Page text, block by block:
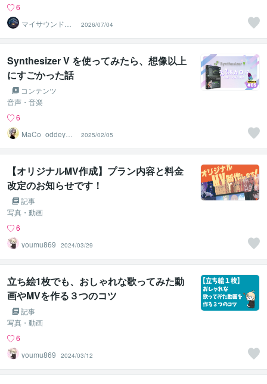
6
マイサウンドス
ケープ
2026/07/04
Synthesizer V を使ってみたら、想像以上
にすごかった話
コンテンツ
音声・音楽
6
MaCo_oddeyela
2025/02/05
【オリジナルMV作成】プラン内容と料金
改定のお知らせです！
記事
写真・動画
6
youmu869
2024/03/29
立ち絵1枚でも、おしゃれな歌ってみた動
画やMVを作る３つのコツ
記事
写真・動画
6
youmu869
2024/03/12